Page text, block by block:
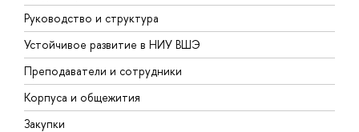
Руководство и структура
Устойчивое развитие в НИУ ВШЭ
Преподаватели и сотрудники
Корпуса и общежития
Закупки